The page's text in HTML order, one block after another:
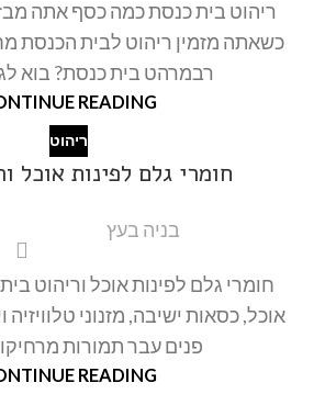
ריהוט בית כנסת כמה כסף אתה
כשאתה מזמין ריהוט לבית הכנסת
רבמרהט בית כנסת? בוא
READING
ריהוט
חומרי גלם לפינות אוכל
בניה בעץ
חומרי גלם לפינות אוכל וריהוט
אוכל, כסאות ישיבה, מזנוני טלוויזיה
פנים עבר תמורות
READING